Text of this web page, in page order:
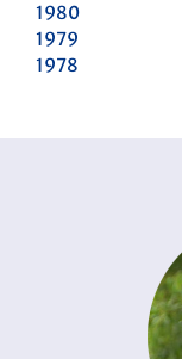
1980
1979
1978